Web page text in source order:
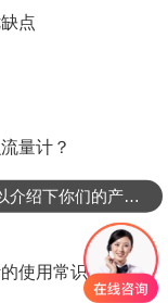
点
量计？
使用常识
可以介绍下你们的产品么